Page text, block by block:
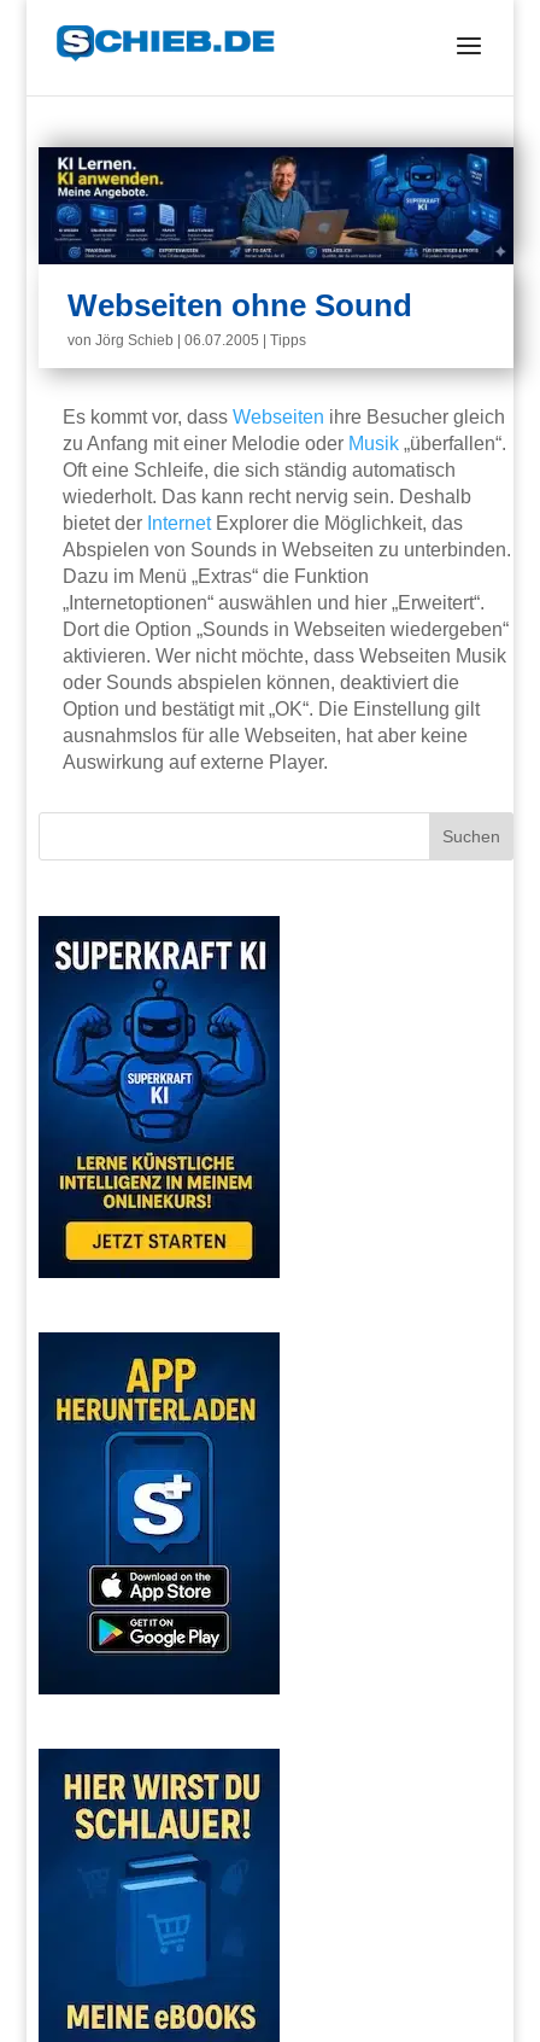
Webseiten ohne Sound
vonJörg Schieb |06.07.2005 |Tipps
Es kommt vor, dassWebseiten ihre Besucher gleich
zu Anfang mit einer Melodie oder Musik „überfallen“.
Oft eine Schleife, die sich ständig automatisch
wiederholt. Das kann recht nervig sein. Deshalb
bietet der InternetExplorer die Möglichkeit, das
Abspielen von Sounds in Webseiten zu unterbinden.
Dazu im Menü „Extras“ die Funktion
„Internetoptionen“ auswählen und hier „Erweitert“.
Dort die Option „Sounds in Webseiten wiedergeben“
aktivieren. Wer nicht möchte, dass Webseiten Musik
oder Sounds abspielen können, deaktiviert die
Option und bestätigt mit „OK“. Die Einstellung gilt
ausnahmslos für alle Webseiten, hat aber keine
Auswirkung auf externe Player.